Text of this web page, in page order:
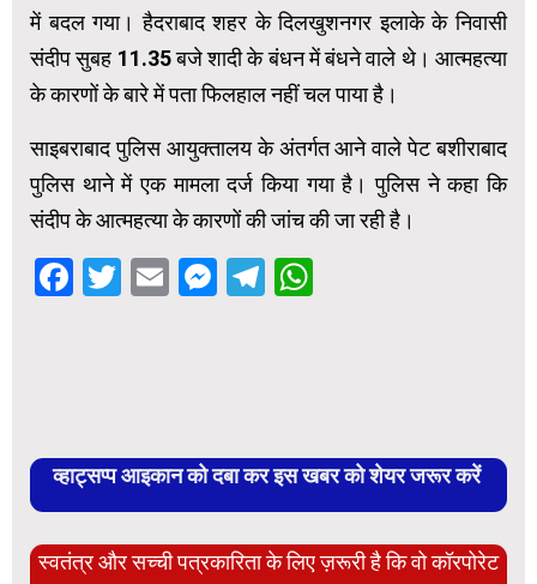
में बदल गया। हैदराबाद शहर के दिलखुशनगर इलाके के निवासी
संदीप सुबह 11.35 बजे शादी के बंधन में बंधने वाले थे। आत्महत्या
के कारणों के बारे में पता फिलहाल नहीं चल पाया है।
साइबराबाद पुलिस आयुक्तालय के अंतर्गत आने वाले पेट बशीराबाद
पुलिस थाने में एक मामला दर्ज किया गया है। पुलिस ने कहा कि
संदीप के आत्महत्या के कारणों की जांच की जा रही है।
Facebook
Twitter
EmailMessenger
Telegram
व्हाट्सप्प आइकान को दबा कर इस खबर को शेयर जरूर करें
स्वतंत्र और सच्ची पत्रकारिता के लिए ज़रूरी है कि वो कॉरपोरेट